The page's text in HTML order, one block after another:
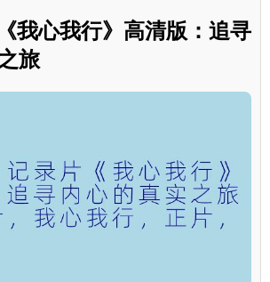
我心我行》高清版：追寻
旅